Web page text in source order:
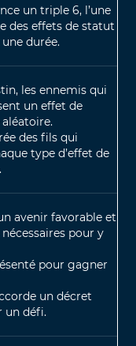
un triple 6, l’une
des effets de statut
durée.
les ennemis qui
un effet de
des fils qui
type d’effet de
avenir favorable et
nécessaires pour y
pour gagner
un décret
un défi.